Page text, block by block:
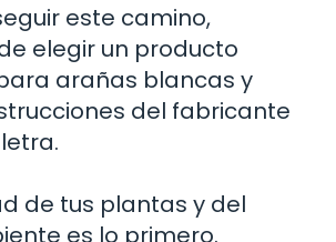
este camino,
elegir un producto
arañas blancas y
del fabricante
de tus plantas y del
es lo primero.